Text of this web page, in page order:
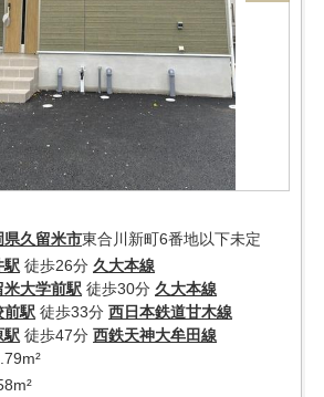
県久留米市東合川新町6番地以下未定
駅 徒歩26分 久大本線
米大学前駅 徒歩30分 久大本線
前駅 徒歩33分 西日本鉄道甘木線
駅 徒歩47分 西鉄天神大牟田線